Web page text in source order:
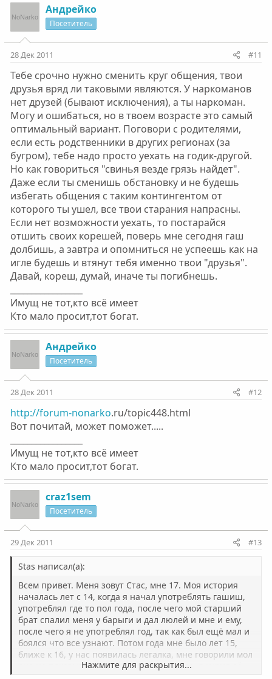
Андрейко
Посетитель
28 Дек 2011 #11
Тебе срочно нужно сменить круг общения, твои
друзья вряд ли таковыми являются. У наркоманов
нет друзей (бывают исключения), а ты наркоман.
Могу и ошибаться, но в твоем возрасте это самый
оптимальный вариант. Поговори с родителями,
если есть родственники в других регионах (за
бугром), тебе надо просто уехать на годик-другой.
Но как говориться "свинья везде грязь найдет".
Даже если ты сменишь обстановку и не будешь
избегать общения с таким контингентом от
которого ты ушел, все твои старания напрасны.
Если нет возможности уехать, то постарайся
отшить своих корешей, поверь мне сегодня гаш
долбишь, а завтра и опомниться не успеешь как на
игле будешь и втянут тебя именно твои "друзья".
Давай, кореш, думай, иначе ты погибнешь.
Имущ не тот,кто всё имеет
Кто мало просит,тот богат.
Андрейко
Посетитель
28 Дек 2011 #12
http://forum-nonarko.ru/topic448.html
Вот почитай, может поможет.....
Имущ не тот,кто всё имеет
Кто мало просит,тот богат.
craz1sem
Посетитель
29 Дек 2011 #13
Stas написал(а):
Всем привет. Меня зовут Стас, мне 17. Моя история
началась лет с 14, когда я начал употреблять гашиш,
употреблял где то пол года, после чего мой старший
брат спалил меня у барыги и дал люлей и мне и ему,
после чего я не употреблял год, так как был ещё мал и
боялся что все узнают. Потом года мне было лет 15,
ближе к 16, у нас появилась легалка, мне говорили мол
она не показывает, не спалишься короче, я курил её
Нажмите для раскрытия...